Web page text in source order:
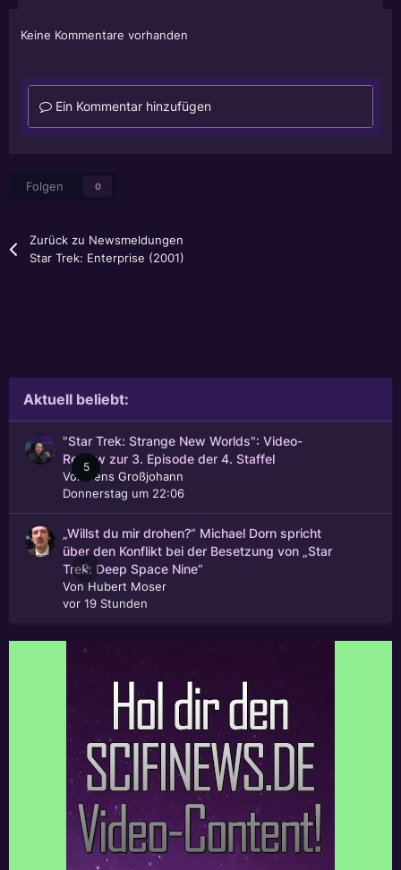
Keine Kommentare vorhanden
Ein Kommentar hinzufügen
Folgen 0
Zurück zu Newsmeldungen
Star Trek: Enterprise (2001)
Aktuell beliebt:
5
"Star Trek: Strange New Worlds": Video-
Review zur 3. Episode der 4. Staffel
Von
Jens Großjohann
Donnerstag um 22:06
0
„Willst du mir drohen?“ Michael Dorn spricht
über den Konflikt bei der Besetzung von „Star
Trek: Deep Space Nine“
Von Hubert Moser
vor 19 Stunden